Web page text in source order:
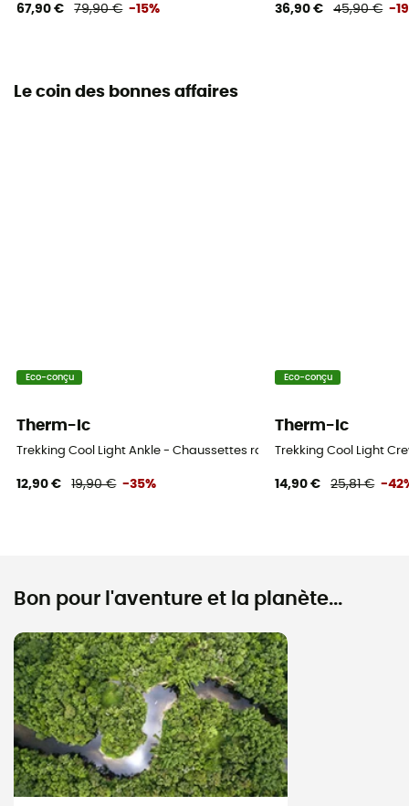
67,90 € 79,90 € -15% 36,90 € 45,90 € -
Le coin des bonnes affaires
Eco-conçu
Therm-Ic
Trekking Cool Light Ankle - Chaussettes randonnée
12,90 € 19,90 € -35%
Eco-conçu
Therm-Ic
Trekking Cool Light
14,90 € 25,81 € -
Bon pour l'aventure et la planète...